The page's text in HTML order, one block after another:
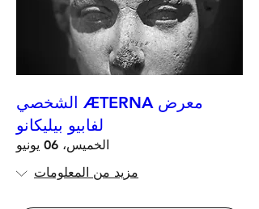
معرض ÆTERNA الشخصي
لفابيو بيليكانو
الخميس، 06 يونيو
مزيد من المعلومات